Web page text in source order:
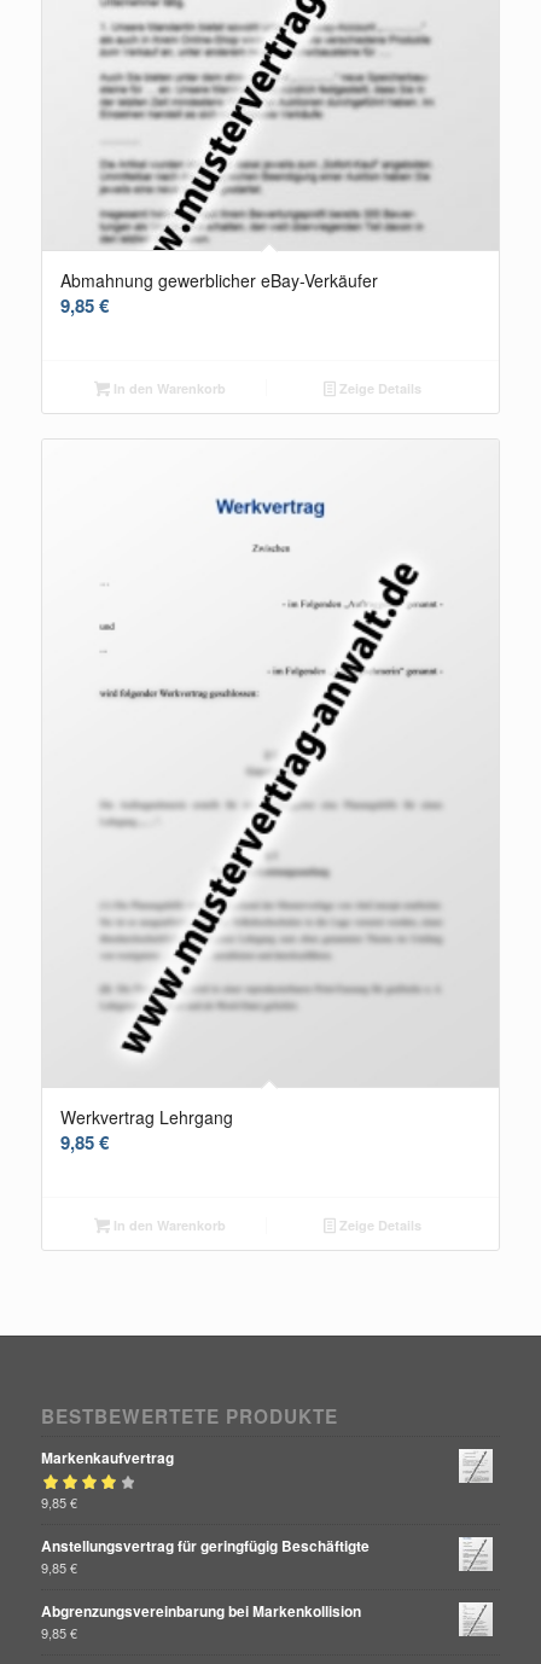
Abmahnung gewerblicher eBay-Verkäufer
9,85€
In den Warenkorb Zeige Details
Werkvertrag Lehrgang
9,85€
In den Warenkorb Zeige Details
BESTBEWERTETE PRODUKTE
Markenkaufvertrag
Bewertet mit
9,85€
Anstellungsvertrag für geringfügig Beschäftigte
9,85€
Abgrenzungsvereinbarung bei Markenkollision
9,85€